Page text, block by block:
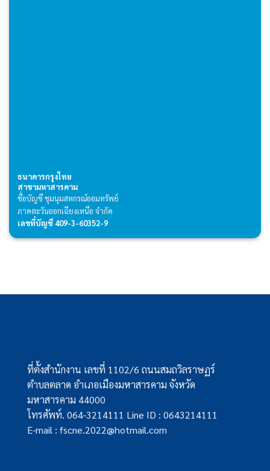
ธนาคารกรุงไทย
สาขามหาสารคาม
ชื่อบัญชี ชุมนุมสหกรณ์ออมทรัพย์
ภาคตะวันออกเฉียงเหนือ จำกัด
เลขที่บัญชี 409-3-60352-9
ที่ตั้งสำนักงาน เลขที่ 1102/6 ถนนสมถวิลราษฏร์
ตำบลตลาด อำเภอเมืองมหาสารคาม จังหวัด
มหาสารคาม 44000
โทรศัพท์. 064-3214111 Line ID : 0643214111
E-mail : fscne.2022@hotmail.com